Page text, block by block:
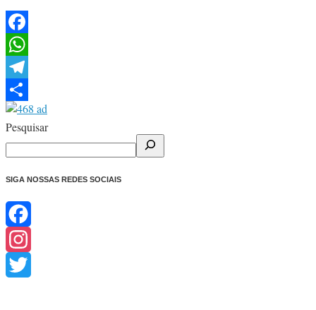
Facebook
WhatsApp
Telegram
Share
Pesquisar
SIGA NOSSAS REDES SOCIAIS
Facebook
Instagram